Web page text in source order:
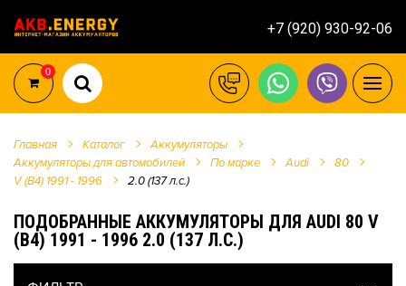
+7 (920) 930-92-06
0
Главная Каталог
Аккумуляторы
Аккумуляторы для автомобилей
По марке Audi
80
V (B4) 1991 - 1996
2.0 (137 л.с.)
ПОДОБРАННЫЕ АККУМУЛЯТОРЫ ДЛЯ AUDI 80 V
(B4) 1991 - 1996 2.0 (137 Л.С.)